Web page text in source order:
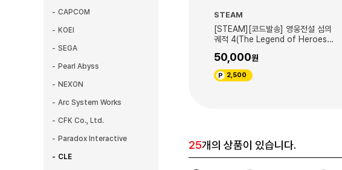
CAPCOM
KOEI
SEGA
Pearl Abyss
NEXON
Arc System Works
CFK Co., Ltd.
Paradox Interactive
CLE
] 영웅전설 섬의
STEAM STEAM
[STEAM][코드발송] 영웅전설 섬의
궤적 3(The Legend of Heroes:
49,800
2,490
25개의 상품이 있습니다.